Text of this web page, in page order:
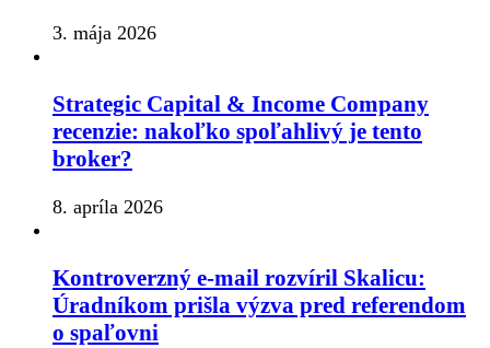
3. mája 2026
Strategic Capital & Income Company
recenzie: nakoľko spoľahlivý je tento
broker?
8. apríla 2026
Kontroverzný e-mail rozvíril Skalicu:
Úradníkom prišla výzva pred referendom
o spaľovni